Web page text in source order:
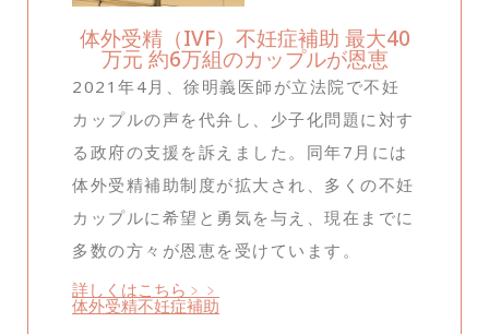
体外受精（IVF）不妊症補助 最大40
万元 約6万組のカップルが恩恵
2021年4月、徐明義医師が立法院で不妊
カップルの声を代弁し、少子化問題に対す
る政府の支援を訴えました。同年7月には
体外受精補助制度が拡大され、多くの不妊
カップルに希望と勇気を与え、現在までに
多数の方々が恩恵を受けています。
詳しくはこちら﹥﹥
体外受精不妊症補助